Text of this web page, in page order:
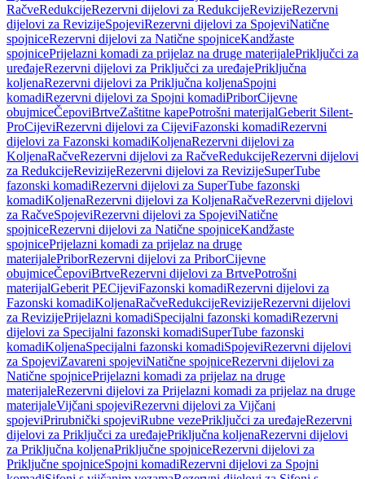
RačveRedukcijeRezervni dijelovi za RedukcijeRevizijeRezervni
dijelovi za RevizijeSpojeviRezervni dijelovi za SpojeviNatične
spojniceRezervni dijelovi za Natične spojniceKandžaste
spojnicePrijelazni komadi za prijelaz na druge materijalePriključci za
uređajeRezervni dijelovi za Priključci za uređajePriključna
koljenaRezervni dijelovi za Priključna koljenaSpojni
komadiRezervni dijelovi za Spojni komadiPriborCijevne
obujmiceČepoviBrtveZaštitne kapePotrošni materijalGeberit Silent-
ProCijeviRezervni dijelovi za CijeviFazonski komadiRezervni
dijelovi za Fazonski komadiKoljenaRezervni dijelovi za
KoljenaRačveRezervni dijelovi za RačveRedukcijeRezervni dijelovi
za RedukcijeRevizijeRezervni dijelovi za RevizijeSuperTube
fazonski komadiRezervni dijelovi za SuperTube fazonski
komadiKoljenaRezervni dijelovi za KoljenaRačveRezervni dijelovi
za RačveSpojeviRezervni dijelovi za SpojeviNatične
spojniceRezervni dijelovi za Natične spojniceKandžaste
spojnicePrijelazni komadi za prijelaz na druge
materijalePriborRezervni dijelovi za PriborCijevne
obujmiceČepoviBrtveRezervni dijelovi za BrtvePotrošni
materijalGeberit PECijeviFazonski komadiRezervni dijelovi za
Fazonski komadiKoljenaRačveRedukcijeRevizijeRezervni dijelovi
za RevizijePrijelazni komadiSpecijalni fazonski komadiRezervni
dijelovi za Specijalni fazonski komadiSuperTube fazonski
komadiKoljenaSpecijalni fazonski komadiSpojeviRezervni dijelovi
za SpojeviZavareni spojeviNatične spojniceRezervni dijelovi za
Natične spojnicePrijelazni komadi za prijelaz na druge
materijaleRezervni dijelovi za Prijelazni komadi za prijelaz na druge
materijaleVijčani spojeviRezervni dijelovi za Vijčani
spojeviPrirubnički spojeviRubne vezePriključci za uređajeRezervni
dijelovi za Priključci za uređajePriključna koljenaRezervni dijelovi
za Priključna koljenaPriključne spojniceRezervni dijelovi za
Priključne spojniceSpojni komadiRezervni dijelovi za Spojni